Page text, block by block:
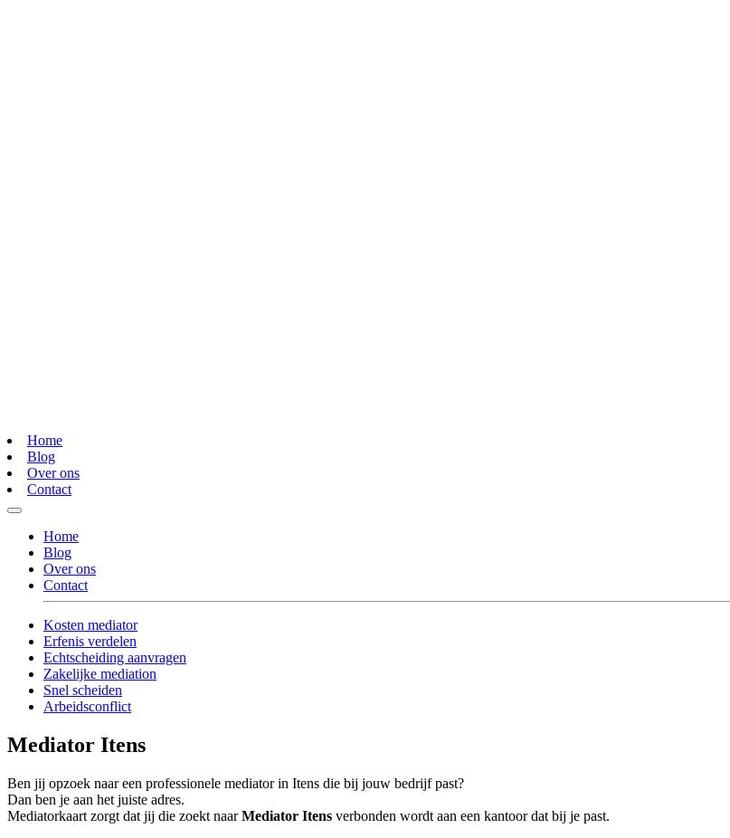
Home
Blog
Over ons
Contact
Home
Blog
Over ons
Contact
Kosten mediator
Erfenis verdelen
Echtscheiding aanvragen
Zakelijke mediation
Snel scheiden
Arbeidsconflict
Mediator Itens
Ben jij opzoek naar een professionele mediator in Itens die bij jouw bedrijf past?
Dan ben je aan het juiste adres.
Mediatorkaart zorgt dat jij die zoekt naarMediator Itens verbonden wordt aan een kantoor dat bij je past.